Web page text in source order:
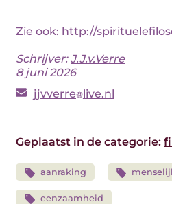
Zie ook: http://
Schrijver:J.J.v.Verre
8 juni 2026
jjvverre live.nl
Geplaatst in de categorie:
aanraking
eenzaamheid